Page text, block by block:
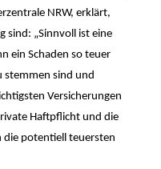
NRW, erklärt,
sind: „Sinnvoll ist eine
ein Schaden so teuer
stemmen sind und
Versicherungen
Haftpflicht und die
die potentiell teuersten